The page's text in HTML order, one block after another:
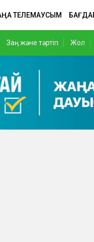
ТЕЛЕМАУСЫМ
Заң және тәртіп Жол